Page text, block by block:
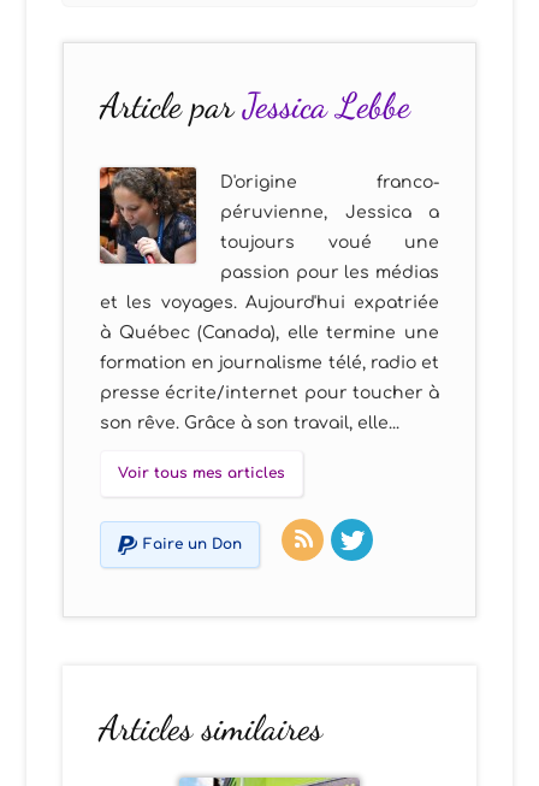
Article parJessica Lebbe
D'origine franco-
péruvienne, Jessica a
toujours voué une
passion pour les médias
et les voyages. Aujourd'hui expatriée
à Québec (Canada), elle termine une
formation en journalisme télé, radio et
presse écrite/internet pour toucher à
son rêve. Grâce à son travail, elle...
Voir tous mes articles
Faire un Don
Articles similaires